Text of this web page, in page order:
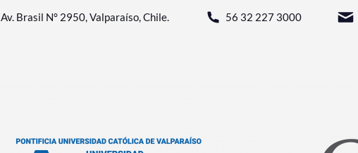
Av. Brasil N° 2950, Valparaíso, Chile. 56 32 227 3000